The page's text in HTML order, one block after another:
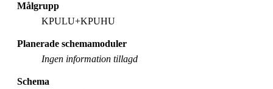
Målgrupp
KPULU+KPUHU
Planerade schemamoduler
Ingen information tillagd
Schema